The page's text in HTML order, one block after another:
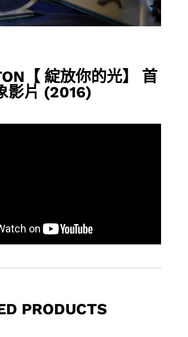
【 綻放你的光】 首
影片 (2016)
PRODUCTS